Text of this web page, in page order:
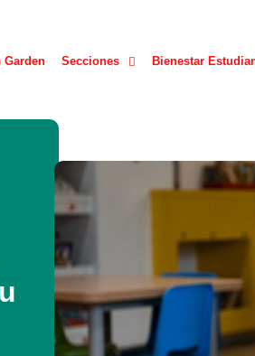
Garden Secciones Bienestar